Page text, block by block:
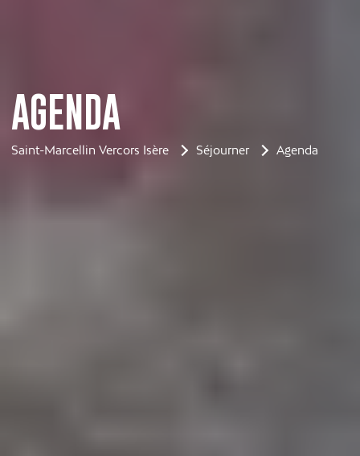
AGENDA
Saint-Marcellin Vercors Isère Séjourner Agenda